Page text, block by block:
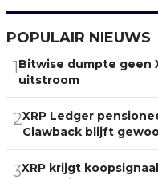
POPULAIR NIEUWS
1Bitwise dumpte geen
uitstroom
2XRP Ledger
Clawback blijft
3XRP krijgt